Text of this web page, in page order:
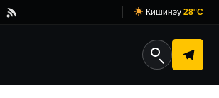
Кишинэу 28°C